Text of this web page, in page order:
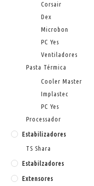
Corsair
Dex
Microbon
PC Yes
Ventiladores
Pasta Térmica
Cooler Master
Implastec
PC Yes
Processador
Estabilizadores
TS Shara
Estabilzadores
Extensores